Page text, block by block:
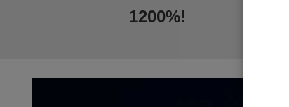
1200%!